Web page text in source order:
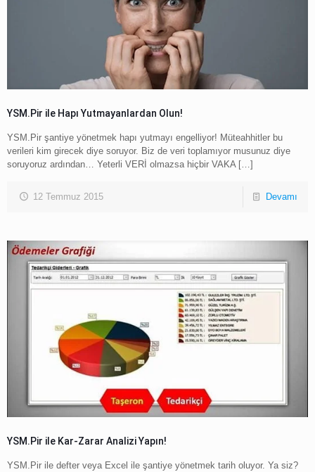
YSM.Pir ile Hapı Yutmayanlardan Olun!
YSM.Pir şantiye yönetmek hapı yutmayı engelliyor! Müteahhitler bu
verileri kim girecek diye soruyor. Biz de veri toplamıyor musunuz diye
soruyoruz ardından… Yeterli VERİ olmazsa hiçbir VAKA[…]
12 Temmuz 2015 Devamı
YSM.Pir ile Kar-Zarar Analizi Yapın!
YSM.Pir ile defter veya Excel ile şantiye yönetmek tarih oluyor. Ya siz?